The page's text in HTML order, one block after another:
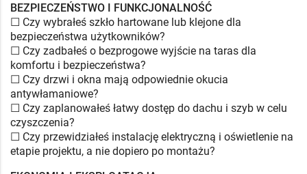
BEZPIECZEŃSTWO I FUNKCJONALNOŚĆ
☐ Czy wybrałeś szkło hartowane lub klejone dla
bezpieczeństwa użytkowników?
☐ Czy zadbałeś o bezprogowe wyjście na taras dla
komfortu i bezpieczeństwa?
☐ Czy drzwi i okna mają odpowiednie okucia
antywłamaniowe?
☐ Czy zaplanowałeś łatwy dostęp do dachu i szyb w celu
czyszczenia?
☐ Czy przewidziałeś instalację elektryczną i oświetlenie na
etapie projektu, a nie dopiero po montażu?